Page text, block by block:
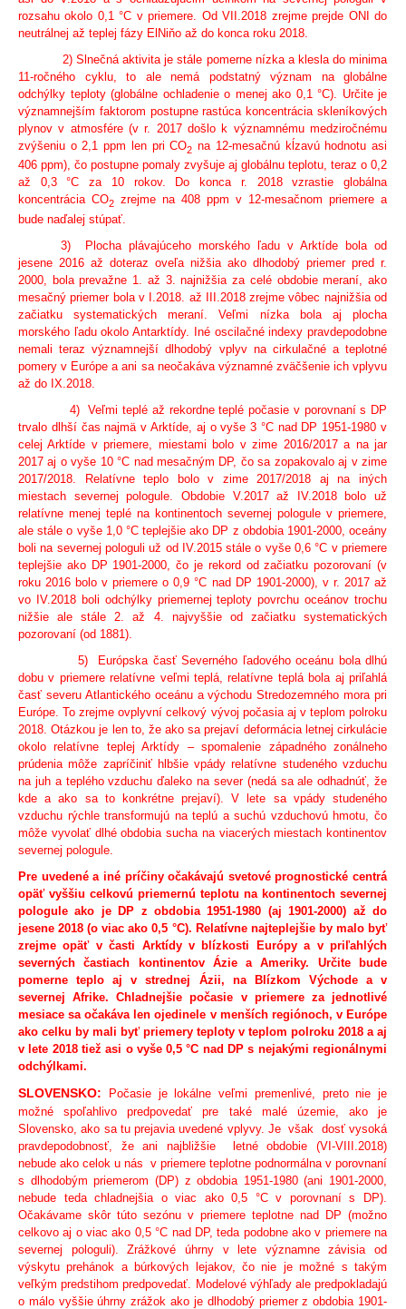
rozsahu okolo 0,1 °C v priemere. Od VII.2018 zrejme prejde ONI do
neutrálnej až teplej fázy ElNiňo až do konca roku 2018.
2) Slnečná aktivita je stále pomerne nízka a klesla do minima
11-ročného cyklu, to ale nemá podstatný význam na globálne
odchýlky teploty (globálne ochladenie o menej ako 0,1 °C). Určite je
významnejším faktorom postupne rastúca koncentrácia skleníkových
plynov v atmosfére (v r. 2017 došlo k významnému medziročnému
zvýšeniu o 2,1 ppm len pri CO2 na 12-mesačnú kĺzavú hodnotu asi
406 ppm), čo postupne pomaly zvyšuje aj globálnu teplotu, teraz o 0,2
až 0,3 °C za 10 rokov. Do konca r. 2018 vzrastie globálna
koncentrácia CO2 zrejme na 408 ppm v 12-mesačnom priemere a
bude naďalej stúpať.
3) Plocha plávajúceho morského ľadu v Arktíde bola od
jesene 2016 až doteraz oveľa nižšia ako dlhodobý priemer pred r.
2000, bola prevažne 1. až 3. najnižšia za celé obdobie meraní, ako
mesačný priemer bola v I.2018. až III.2018 zrejme vôbec najnižšia od
začiatku systematických meraní. Veľmi nízka bola aj plocha
morského ľadu okolo Antarktídy. Iné oscilačné indexy pravdepodobne
nemali teraz významnejší dlhodobý vplyv na cirkulačné a teplotné
pomery v Európe a ani sa neočakáva významné zväčšenie ich vplyvu
až do IX.2018.
4) Veľmi teplé až rekordne teplé počasie v porovnaní s DP
trvalo dlhší čas najmä v Arktíde, aj o vyše 3 °C nad DP 1951-1980 v
celej Arktíde v priemere, miestami bolo v zime 2016/2017 a na jar
2017 aj o vyše 10 °C nad mesačným DP, čo sa zopakovalo aj v zime
2017/2018. Relatívne teplo bolo v zime 2017/2018 aj na iných
miestach severnej pologule. Obdobie V.2017 až IV.2018 bolo už
relatívne menej teplé na kontinentoch severnej pologule v priemere,
ale stále o vyše 1,0 °C teplejšie ako DP z obdobia 1901-2000, oceány
boli na severnej pologuli už od IV.2015 stále o vyše 0,6 °C v priemere
teplejšie ako DP 1901-2000, čo je rekord od začiatku pozorovaní (v
roku 2016 bolo v priemere o 0,9 °C nad DP 1901-2000), v r. 2017 až
vo IV.2018 boli odchýlky priemernej teploty povrchu oceánov trochu
nižšie ale stále 2. až 4. najvyššie od začiatku systematických
pozorovaní (od 1881).
5) Európska časť Severného ľadového oceánu bola dlhú
dobu v priemere relatívne veľmi teplá, relatívne teplá bola aj priľahlá
časť severu Atlantického oceánu a východu Stredozemného mora pri
Európe. To zrejme ovplyvní celkový vývoj počasia aj v teplom polroku
2018. Otázkou je len to, že ako sa prejaví deformácia letnej cirkulácie
okolo relatívne teplej Arktídy – spomalenie západného zonálneho
prúdenia môže zapríčiniť hlbšie vpády relatívne studeného vzduchu
na juh a teplého vzduchu ďaleko na sever (nedá sa ale odhadnúť, že
kde a ako sa to konkrétne prejaví). V lete sa vpády studeného
vzduchu rýchle transformujú na teplú a suchú vzduchovú hmotu, čo
môže vyvolať dlhé obdobia sucha na viacerých miestach kontinentov
severnej pologule.
Pre uvedené a iné príčiny očakávajú svetové prognostické centrá
opäť vyššiu celkovú priemernú teplotu na kontinentoch severnej
pologule ako je DP z obdobia 1951-1980 (aj 1901-2000) až do
jesene 2018 (o viac ako 0,5 °C). Relatívne najteplejšie by malo byť
zrejme opäť v časti Arktídy v blízkosti Európy a v priľahlých
severných častiach kontinentov Ázie a Ameriky. Určite bude
pomerne teplo aj v strednej Ázii, na Blízkom Východe a v
severnej Afrike. Chladnejšie počasie v priemere za jednotlivé
mesiace sa očakáva len ojedinele v menších regiónoch, v Európe
ako celku by mali byť priemery teploty v teplom polroku 2018 a aj
v lete 2018 tiež asi o vyše 0,5 °C nad DP s nejakými regionálnymi
odchýlkami.
SLOVENSKO: Počasie je lokálne veľmi premenlivé, preto nie je
možné spoľahlivo predpovedať pre také malé územie, ako je
Slovensko, ako sa tu prejavia uvedené vplyvy. Je však dosť vysoká
pravdepodobnosť, že ani najbližšie letné obdobie (VI-VIII.2018)
nebude ako celok u nás v priemere teplotne podnormálna v porovnaní
s dlhodobým priemerom (DP) z obdobia 1951-1980 (ani 1901-2000,
nebude teda chladnejšia o viac ako 0,5 °C v porovnaní s DP).
Očakávame skôr túto sezónu v priemere teplotne nad DP (možno
celkovo aj o viac ako 0,5 °C nad DP, teda podobne ako v priemere na
severnej pologuli). Zrážkové úhrny v lete významne závisia od
výskytu prehánok a búrkových lejakov, čo nie je možné s takým
veľkým predstihom predpovedať. Modelové výhľady ale predpokladajú
o málo vyššie úhrny zrážok ako je dlhodobý priemer z obdobia 1901-